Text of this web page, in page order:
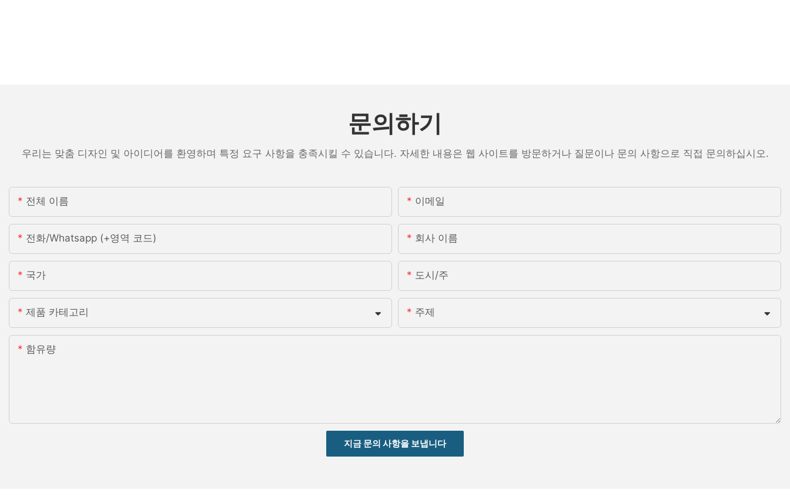
문의하기
우리는 맞춤 디자인 및 아이디어를 환영하며 특정 요구 사항을 충족시킬 수 있습니다. 자세한 내용은 웹 사이트를 방문하거나 질문이나 문의 사항으로 직접 문의하십시오.
전체 이름 이메일
전화/whatsapp (+영역 코드) 회사 이름
국가 도시/주
제품 카테고리 주제
함유량
지금 문의 사항을 보냅니다